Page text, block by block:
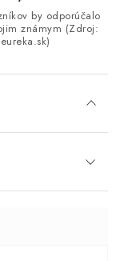
by odporúčalo
známym (Zdroj: